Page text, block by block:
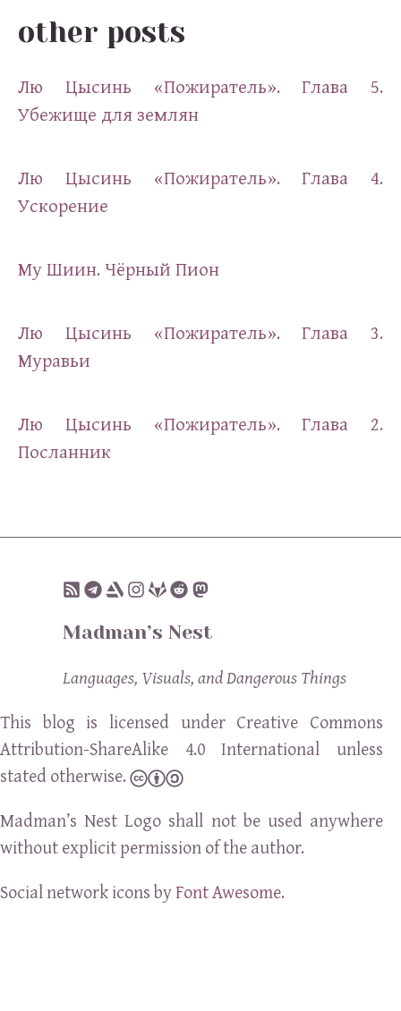
other posts
Лю Цысинь «Пожиратель». Глава 5.
Убежище для землян
Лю Цысинь «Пожиратель». Глава 4.
Ускорение
Му Шиин. Чёрный Пион
Лю Цысинь «Пожиратель». Глава 3.
Муравьи
Лю Цысинь «Пожиратель». Глава 2.
Посланник
Madman’s Nest
Languages, Visuals, and Dangerous Things
This blog is licensed under Creative Commons
Attribution-ShareAlike 4.0 International unless
stated otherwise.
Madman’s Nest Logo shall not be used anywhere
without explicit permission of the author.
Social network icons byFont Awesome.